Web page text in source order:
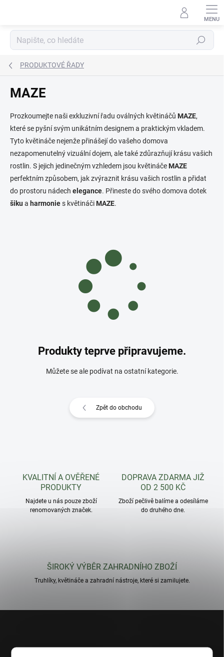
Hledat
PRODUKTOVÉ ŘADY
MAZE
Prozkoumejte naši exkluzivní řadu oválných květináčů MAZE,
které se pyšní svým unikátním designem a praktickým vkladem.
Tyto květináče nejenže přinášejí do vašeho domova
nezapomenutelný vizuální dojem, ale také zdůrazňují krásu vašich
rostlin. S jejich jedinečným vzhledem jsou květináčeMAZE
perfektním způsobem, jak zvýraznit krásu vašich rostlin a přidat
do prostoru nádech elegance. Přineste do svého domova dotek
šikua harmonies květináčiMAZE.
Produkty teprve připravujeme.
Můžete se ale podívat na ostatní kategorie.
Zpět do obchodu
KVALITNÍ A OVĚŘENÉ
PRODUKTY
Najdete u nás pouze zboží
renomovaných značek.
DOPRAVA ZDARMA JIŽ
OD 2 500 KČ
Zboží pečlivě balíme a odesíláme
do druhého dne.
ŠIROKÝ VÝBĚR ZAHRADNÍHO ZBOŽÍ
Truhlíky, květináče a zahradní nástroje, které si zamilujete.